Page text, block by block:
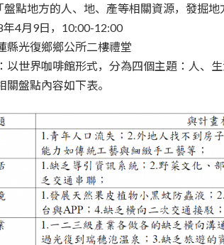
盤點地方的人、地、產等相關資源，發掘地
年4月9日，10:00-12:00
縣光復鄉鄉公所二樓禮堂
以世界咖啡館形式，分為四個主題：人、
關盤點內容如下表。